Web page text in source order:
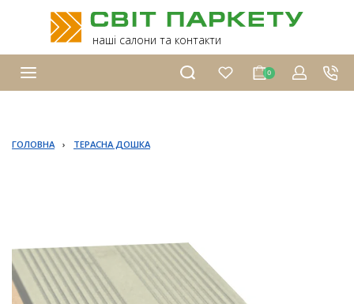
наші салони та контакти
0
ГОЛОВНА › ТЕРАСНА ДОШКА